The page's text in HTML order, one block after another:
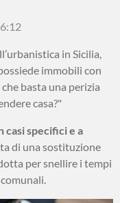
in Sicilia,
immobili con
basta una perizia
casa?"
casi specifici e a
di una sostituzione
per snellire i tempi